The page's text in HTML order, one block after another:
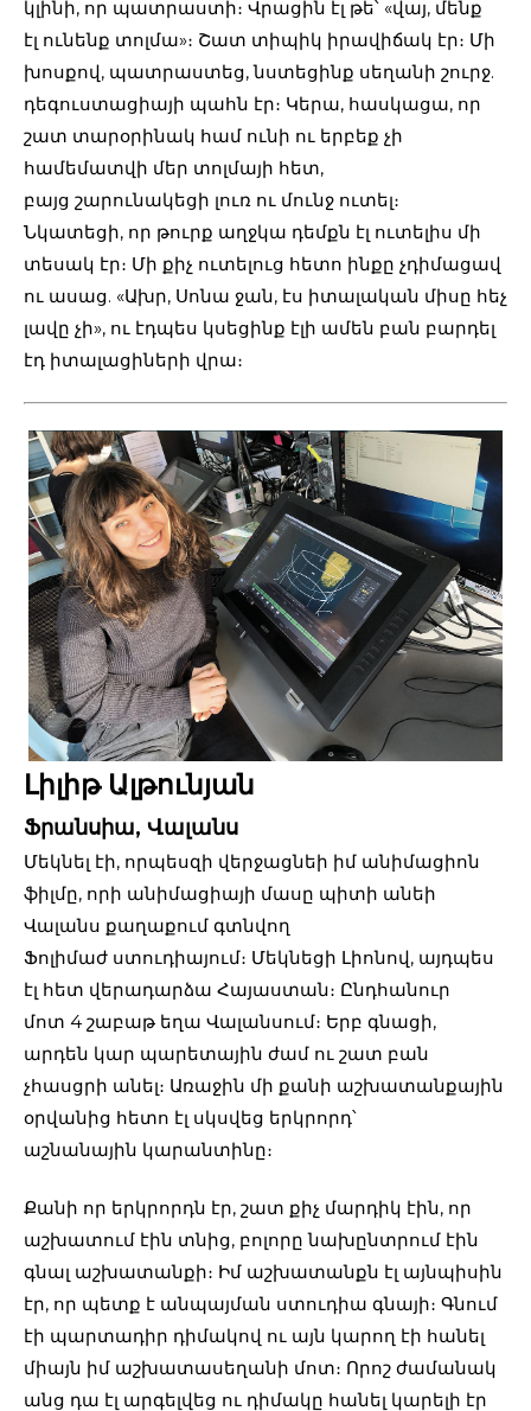
կլինի, որ պատրաստի։ Վրացին էլ թե՝ «վայ, մենք
էլ ունենք տոլմա»։ Շատ տիպիկ իրավիճակ էր։ Մի
խոսքով, պատրաստեց, նստեցինք սեղանի շուրջ.
դեգուստացիայի պահն էր։ Կերա, հասկացա, որ
շատ տարօրինակ համ ունի ու երբեք չի
համեմատվի մեր տոլմայի հետ,
բայց շարունակեցի լուռ ու մունջ ուտել։
Նկատեցի, որ թուրք աղջկա դեմքն էլ ուտելիս մի
տեսակ էր։ Մի քիչ ուտելուց հետո ինքը չդիմացավ
ու ասաց. «Ախր, Սոնա ջան, էս իտալական միսը հեչ
լավը չի», ու էդպես կսեցինք էլի ամեն բան բարդել
էդ իտալացիների վրա։
Լիլիթ Ալթունյան
Ֆրանսիա, Վալանս
Մեկնել էի, որպեսզի վերջացնեի իմ անիմացիոն
ֆիլմը, որի անիմացիայի մասը պիտի անեի
Վալանս քաղաքում գտնվող
Ֆոլիմաժ ստուդիայում։ Մեկնեցի Լիոնով, այդպես
էլ հետ վերադարձա Հայաստան։ Ընդհանուր
մոտ 4 շաբաթ եղա Վալանսում։ Երբ գնացի,
արդեն կար պարետային ժամ ու շատ բան
չհասցրի անել։ Առաջին մի քանի աշխատանքային
օրվանից հետո էլ սկսվեց երկրորդ՝
աշնանային կարանտինը։
Քանի որ երկրորդն էր, շատ քիչ մարդիկ էին, որ
աշխատում էին տնից, բոլորը նախընտրում էին
գնալ աշխատանքի։ Իմ աշխատանքն էլ այնպիսին
էր, որ պետք է անպայման ստուդիա գնայի։ Գնում
էի պարտադիր դիմակով ու այն կարող էի հանել
միայն իմ աշխատասեղանի մոտ։ Որոշ ժամանակ
անց դա էլ արգելվեց ու դիմակը հանել կարելի էր